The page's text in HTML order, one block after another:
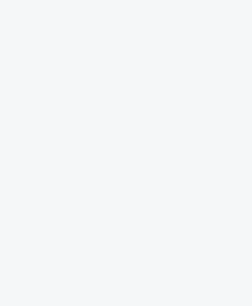
© 2026 Громадянство